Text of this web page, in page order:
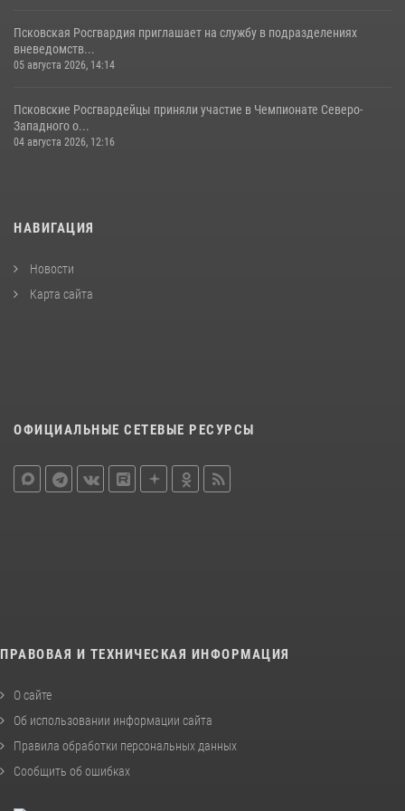
Псковская Росгвардия приглашает на службу в подразделениях
вневедомств...
05 августа 2026, 14:14
Псковские Росгвардейцы приняли участие в Чемпионате Северо-
Западного о...
04 августа 2026, 12:16
НАВИГАЦИЯ
Новости
Карта сайта
ОФИЦИАЛЬНЫЕ СЕТЕВЫЕ РЕСУРСЫ
ПРАВОВАЯ И ТЕХНИЧЕСКАЯ ИНФОРМАЦИЯ
О сайте
Об использовании информации сайта
Правила обработки персональных данных
Сообщить об ошибках